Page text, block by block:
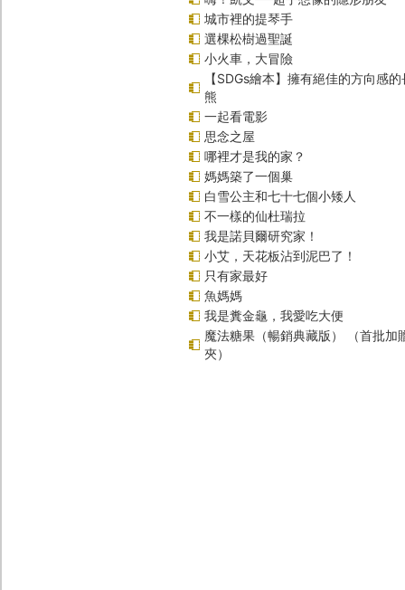
城市裡的提琴手
選棵松樹過聖誕
小火車，大冒險
【SDGs繪本】擁有絕佳的方向感
熊
一起看電影
思念之屋
哪裡才是我的家？
媽媽築了一個巢
白雪公主和七十七個小矮人
不一樣的仙杜瑞拉
我是諾貝爾研究家！
小艾，天花板沾到泥巴了！
只有家最好
魚媽媽
我是糞金龜，我愛吃大便
魔法糖果（暢銷典藏版） （首批加
夾）